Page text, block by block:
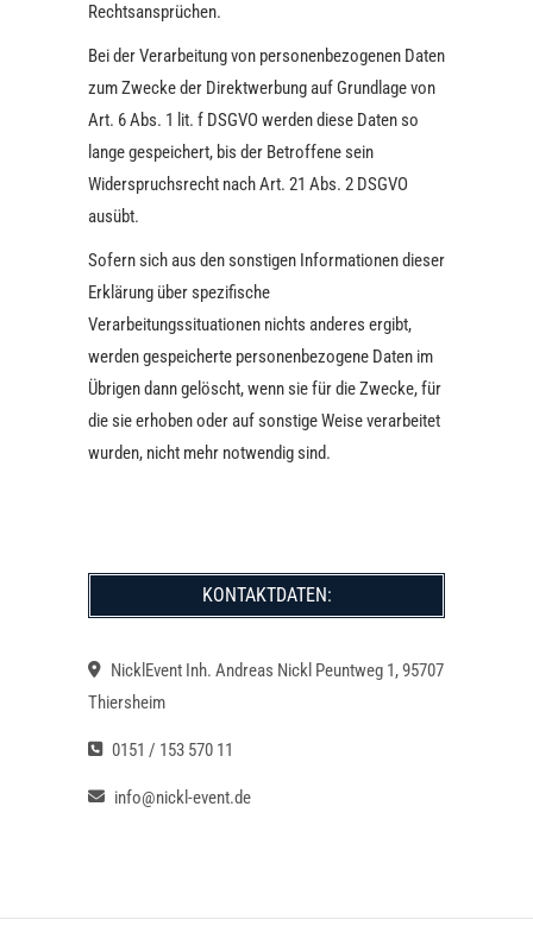
Rechtsansprüchen.
Bei der Verarbeitung von personenbezogenen Daten
zum Zwecke der Direktwerbung auf Grundlage von
Art. 6 Abs. 1 lit. f DSGVO werden diese Daten so
lange gespeichert, bis der Betroffene sein
Widerspruchsrecht nach Art. 21 Abs. 2 DSGVO
ausübt.
Sofern sich aus den sonstigen Informationen dieser
Erklärung über spezifische
Verarbeitungssituationen nichts anderes ergibt,
werden gespeicherte personenbezogene Daten im
Übrigen dann gelöscht, wenn sie für die Zwecke, für
die sie erhoben oder auf sonstige Weise verarbeitet
wurden, nicht mehr notwendig sind.
KONTAKTDATEN:
NicklEvent Inh. Andreas Nickl Peuntweg 1, 95707
Thiersheim
0151 / 153 570 11
info@nickl-event.de